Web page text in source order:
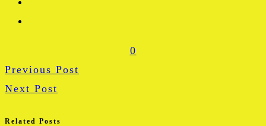
0
Previous Post
Next Post
Related Posts